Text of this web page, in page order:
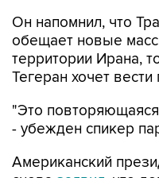
Он напомнил, что
обещает новые
территории Ирана,
Тегеран хочет
"Это
- убежден спикер
Американский